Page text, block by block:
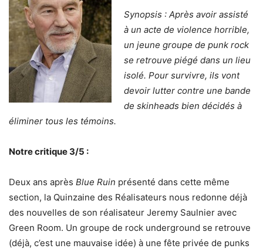
Synopsis : Après avoir assisté
à un acte de violence horrible,
un jeune groupe de punk rock
se retrouve piégé dans un lieu
isolé. Pour survivre, ils vont
devoir lutter contre une bande
de skinheads bien décidés à
éliminer tous les témoins.
Notre critique 3/5 :
Deux ans après Blue Ruin présenté dans cette même
section, la Quinzaine des Réalisateurs nous redonne déjà
des nouvelles de son réalisateur Jeremy Saulnier avec
Green Room. Un groupe de rock underground se retrouve
(déjà, c’est une mauvaise idée) à une fête privée de punks